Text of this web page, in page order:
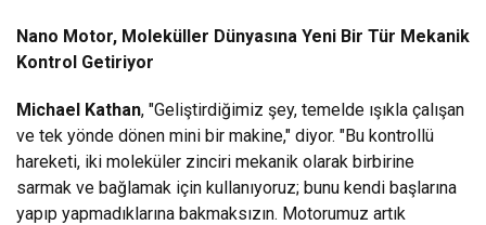
Nano Motor, Moleküller Dünyasına Yeni Bir Tür Mekanik
Kontrol Getiriyor
Michael Kathan, "Geliştirdiğimiz şey, temelde ışıkla çalışan
ve tek yönde dönen mini bir makine," diyor. "Bu kontrollü
hareketi, iki moleküler zinciri mekanik olarak birbirine
sarmak ve bağlamak için kullanıyoruz; bunu kendi başlarına
yapıp yapmadıklarına bakmaksızın. Motorumuz artık